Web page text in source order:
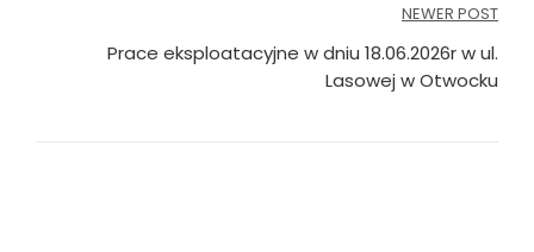
NEWER POST
Prace eksploatacyjne w dniu 18.06.2026r w ul.
Lasowej w Otwocku